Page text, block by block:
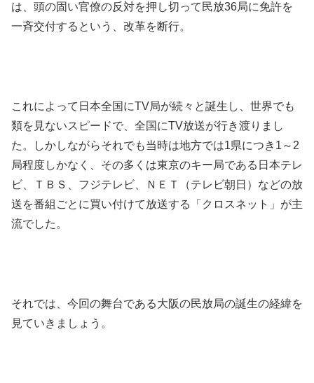
は、頭の固い官僚の反対を押し切って民放36局に免許を
一斉交付するという、改革を断行。
これによって日本全国にTV局が続々と誕生し、世界でも
類を見ないスピードで、全国にTV放送が行き渡りまし
た。しかしながらそれでも当時は地方では1県につき1～2
局程度しかなく、その多くは東京のキー局である日本テレ
ビ、ＴＢＳ、フジテレビ、ＮＥＴ（テレビ朝日）などの放
送を番組ごとに買い付けて放送する「クロスネット」が主
流でした。
それでは、今回の舞台である大阪の民放局の誕生の経緯を
見ていきましょう。